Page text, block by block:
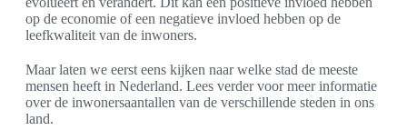
op de economie of een negatieve invloed hebben op de
leefkwaliteit van de inwoners.
Maar laten we eerst eens kijken naar welke stad de meeste
mensen heeft in Nederland. Lees verder voor meer informatie
over de inwonersaantallen van de verschillende steden in ons
land.